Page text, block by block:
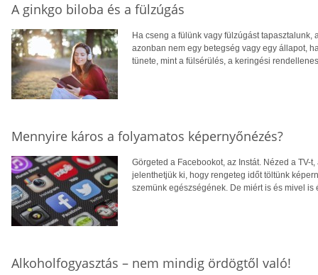
A ginkgo biloba és a fülzúgás
Ha cseng a fülünk vagy fülzúgást
azonban nem egy betegség vagy egy állapot,
tünete, mint a fülsérülés, a keringési
Mennyire káros a folyamatos képernyőnézés?
Görgeted a Facebookot, az Instát. Nézed a
jelenthetjük ki, hogy rengeteg időt töltünk
szemünk egészségének. De miért is és mivel
Alkoholfogyasztás – nem mindig ördögtől való!